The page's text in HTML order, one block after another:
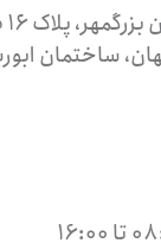
۱۶ طبقه ۴، واحد ۴۱۰
ساختمان